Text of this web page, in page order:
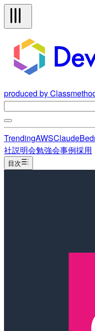
produced by
TrendingAWSClaude
社説明会勉強会事例採用
目次